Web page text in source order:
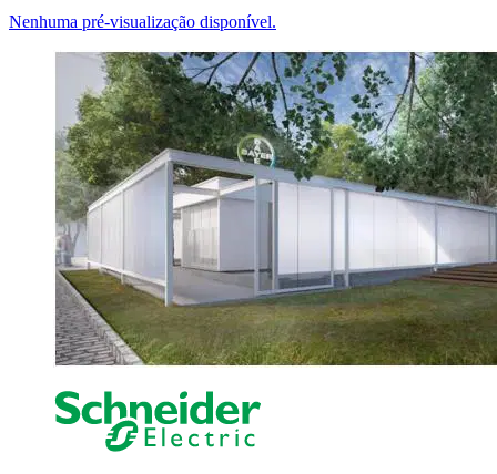
Nenhuma pré-visualização disponível.